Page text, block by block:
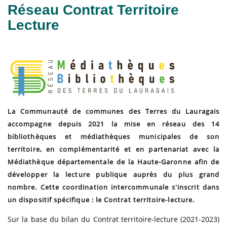
Réseau Contrat Territoire
Lecture
La Communauté de communes des Terres du Lauragais
accompagne depuis 2021 la mise en réseau des 14
bibliothèques et médiathèques municipales de son
territoire, en complémentarité et en partenariat avec la
Médiathèque départementale de la Haute-Garonne afin de
développer la lecture publique auprès du plus grand
nombre. Cette coordination intercommunale s'inscrit dans
un dispositif spécifique : le Contrat territoire-lecture.
Sur la base du bilan du Contrat territoire-lecture (2021-2023)